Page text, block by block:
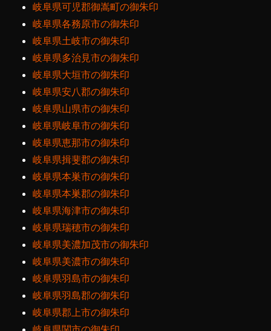
岐阜県可児郡御嵩町の御朱印
岐阜県各務原市の御朱印
岐阜県土岐市の御朱印
岐阜県多治見市の御朱印
岐阜県大垣市の御朱印
岐阜県安八郡の御朱印
岐阜県山県市の御朱印
岐阜県岐阜市の御朱印
岐阜県恵那市の御朱印
岐阜県揖斐郡の御朱印
岐阜県本巣市の御朱印
岐阜県本巣郡の御朱印
岐阜県海津市の御朱印
岐阜県瑞穂市の御朱印
岐阜県美濃加茂市の御朱印
岐阜県美濃市の御朱印
岐阜県羽島市の御朱印
岐阜県羽島郡の御朱印
岐阜県郡上市の御朱印